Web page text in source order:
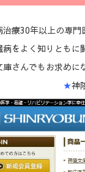
治療30年以上の専
病をよく知りとも
さんでもお求めに
神